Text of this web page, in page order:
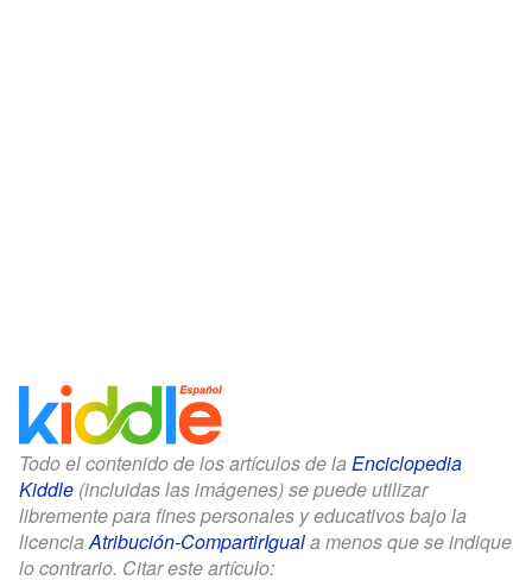
Todo el contenido de los artículos de la Enciclopedia
Kiddle (incluidas las imágenes) se puede utilizar
libremente para fines personales y educativos bajo la
licenciaAtribución-CompartirIguala menos que se indique
lo contrario. Citar este artículo: